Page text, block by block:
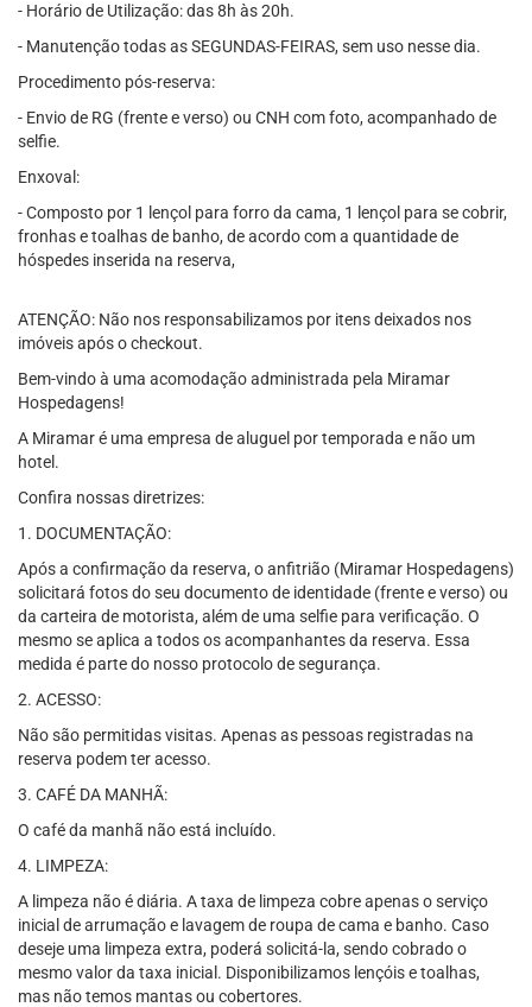
- Horário de Utilização: das 8h às 20h.
- Manutenção todas as SEGUNDAS-FEIRAS, sem uso nesse dia.
Procedimento pós-reserva:
- Envio de RG (frente e verso) ou CNH com foto, acompanhado de
selfie.
Enxoval:
- Composto por 1 lençol para forro da cama, 1 lençol para se cobrir,
fronhas e toalhas de banho, de acordo com a quantidade de
hóspedes inserida na reserva,
ATENÇÃO: Não nos responsabilizamos por itens deixados nos
imóveis após o checkout.
Bem-vindo à uma acomodação administrada pela Miramar
Hospedagens!
A Miramar é uma empresa de aluguel por temporada e não um
hotel.
Confira nossas diretrizes:
1. DOCUMENTAÇÃO:
Após a confirmação da reserva, o anfitrião (Miramar Hospedagens)
solicitará fotos do seu documento de identidade (frente e verso) ou
da carteira de motorista, além de uma selfie para verificação. O
mesmo se aplica a todos os acompanhantes da reserva. Essa
medida é parte do nosso protocolo de segurança.
2. ACESSO:
Não são permitidas visitas. Apenas as pessoas registradas na
reserva podem ter acesso.
3. CAFÉ DA MANHÃ:
O café da manhã não está incluído.
4. LIMPEZA:
A limpeza não é diária. A taxa de limpeza cobre apenas o serviço
inicial de arrumação e lavagem de roupa de cama e banho. Caso
deseje uma limpeza extra, poderá solicitá-la, sendo cobrado o
mesmo valor da taxa inicial. Disponibilizamos lençóis e toalhas,
mas não temos mantas ou cobertores.